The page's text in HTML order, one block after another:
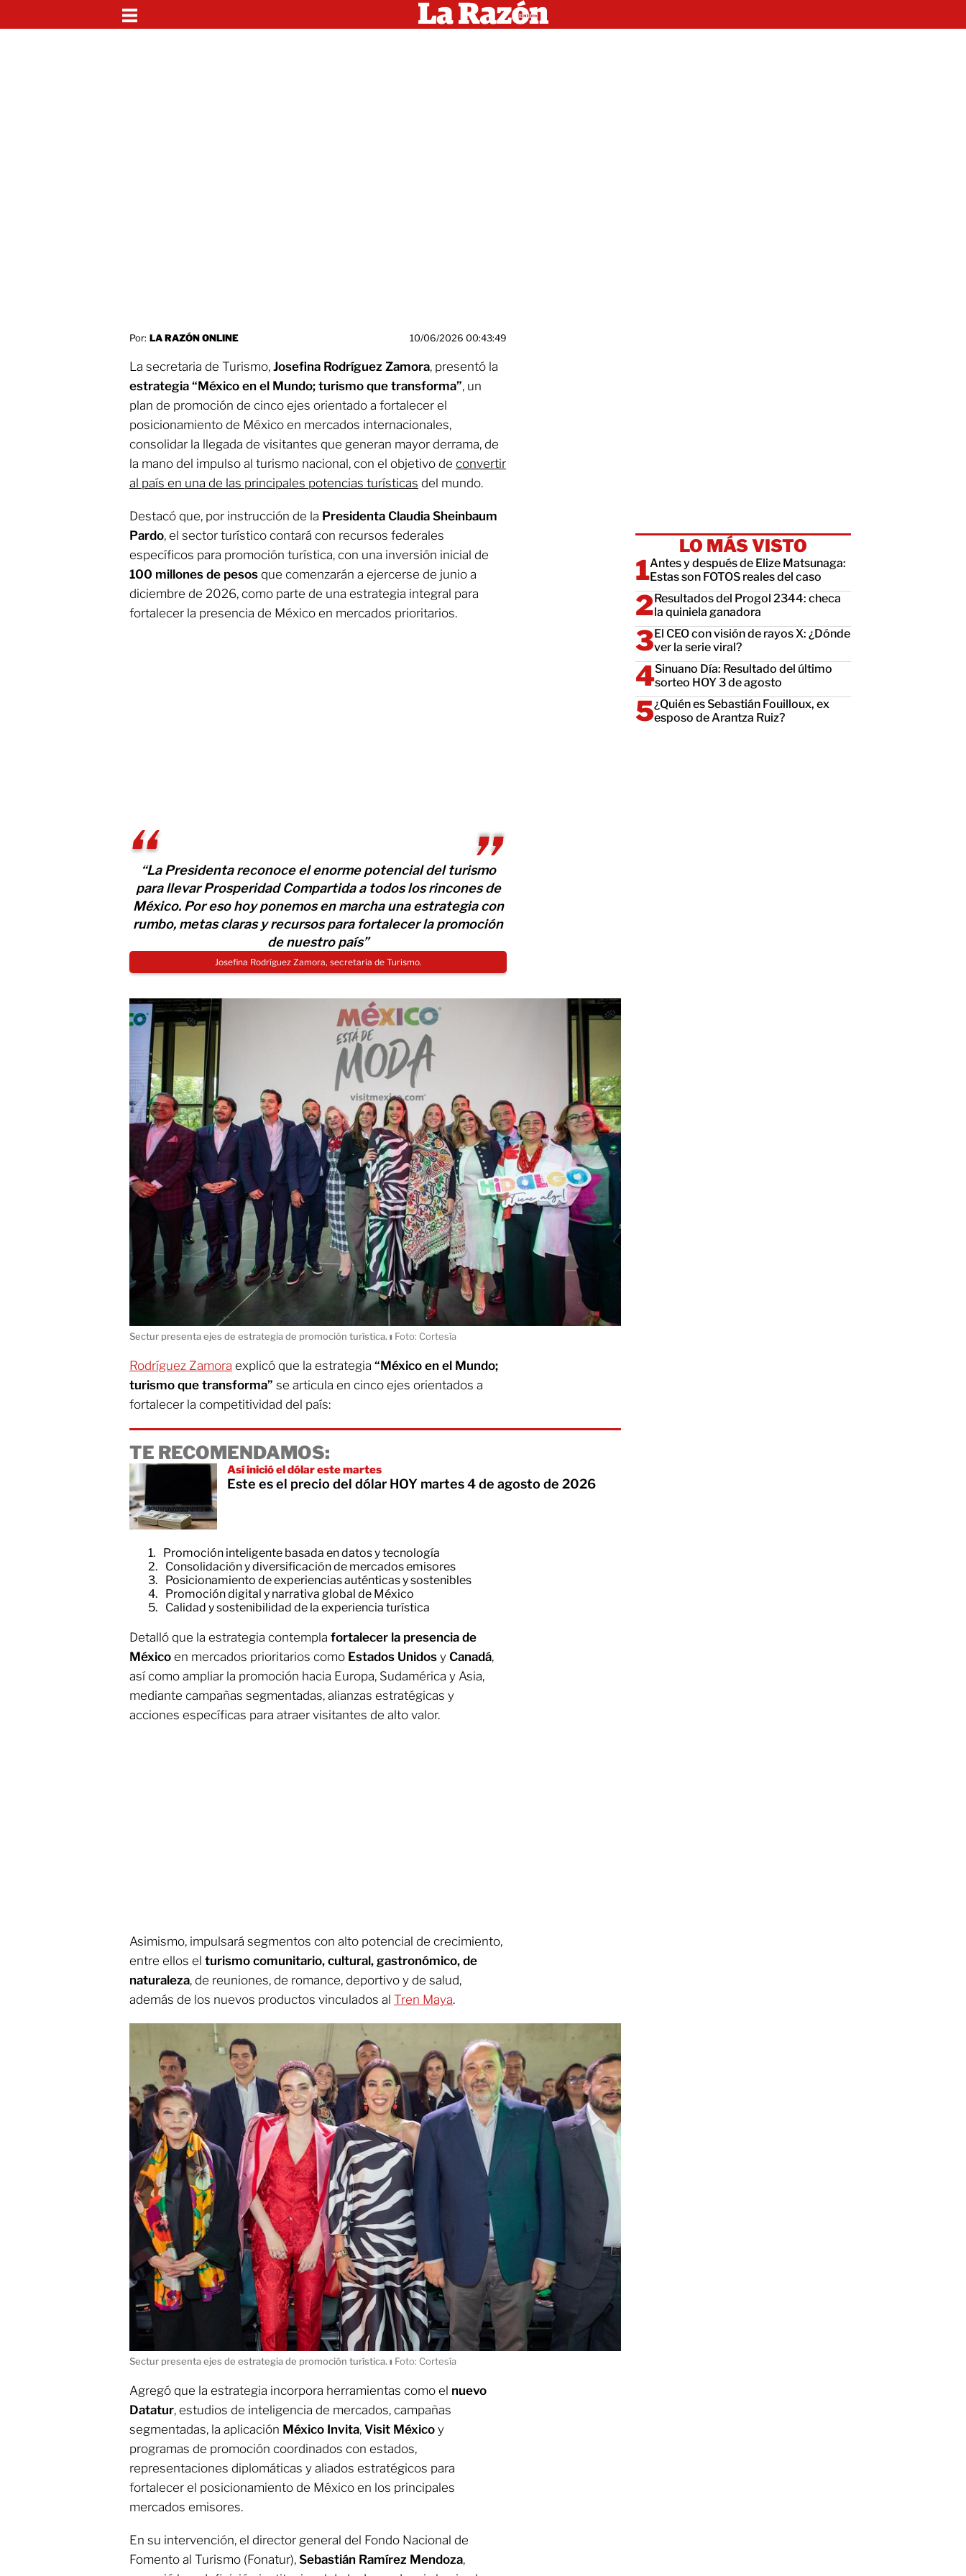
Por: LA RAZÓN ONLINE 10/06/2026 00:43:49
La secretaria de Turismo, Josefina Rodríguez Zamora, presentó la
estrategia “México en el Mundo; turismo que transforma”, un
plan de promoción de cinco ejes orientado a fortalecer el
posicionamiento de México en mercados internacionales,
consolidar la llegada de visitantes que generan mayor derrama, de
la mano del impulso al turismo nacional, con el objetivo de convertir
al país en una de las principales potencias turísticas del mundo.
Destacó que, por instrucción de la Presidenta Claudia Sheinbaum
Pardo, el sector turístico contará con recursos federales
específicos para promoción turística, con una inversión inicial de
100 millones de pesos que comenzarán a ejercerse de junio a
diciembre de 2026, como parte de una estrategia integral para
fortalecer la presencia de México en mercados prioritarios.
“La Presidenta reconoce el enorme potencial del turismo
para llevar Prosperidad Compartida a todos los rincones de
México. Por eso hoy ponemos en marcha una estrategia con
rumbo, metas claras y recursos para fortalecer la promoción
de nuestro país”
Josefina Rodríguez Zamora, secretaria de Turismo.
Sectur presenta ejes de estrategia de promoción turística. ı Foto: Cortesía
Rodríguez Zamora explicó que la estrategia “México en el Mundo;
turismo que transforma” se articula en cinco ejes orientados a
fortalecer la competitividad del país:
TE RECOMENDAMOS:
Así inició el dólar este martes
Este es el precio del dólar HOY martes 4 de agosto de 2026
Promoción inteligente basada en datos y tecnología
Consolidación y diversificación de mercados emisores
Posicionamiento de experiencias auténticas y sostenibles
Promoción digital y narrativa global de México
Calidad y sostenibilidad de la experiencia turística
Detalló que la estrategia contempla fortalecer la presencia de
México en mercados prioritarios como Estados Unidos y Canadá,
así como ampliar la promoción hacia Europa, Sudamérica y Asia,
mediante campañas segmentadas, alianzas estratégicas y
acciones específicas para atraer visitantes de alto valor.
Asimismo, impulsará segmentos con alto potencial de crecimiento,
entre ellos el turismo comunitario, cultural, gastronómico, de
naturaleza, de reuniones, de romance, deportivo y de salud,
además de los nuevos productos vinculados al Tren Maya.
Sectur presenta ejes de estrategia de promoción turística. ı Foto: Cortesía
Agregó que la estrategia incorpora herramientas como el nuevo
Datatur, estudios de inteligencia de mercados, campañas
segmentadas, la aplicación México Invita, Visit México y
programas de promoción coordinados con estados,
representaciones diplomáticas y aliados estratégicos para
fortalecer el posicionamiento de México en los principales
mercados emisores.
En su intervención, el director general del Fondo Nacional de
Fomento al Turismo (Fonatur), Sebastián Ramírez Mendoza,
LO MÁS VISTO
Antes y después de Elize Matsunaga:
Estas son FOTOS reales del caso
Resultados del Progol 2344: checa
la quiniela ganadora
El CEO con visión de rayos X: ¿Dónde
ver la serie viral?
Sinuano Día: Resultado del último
sorteo HOY 3 de agosto
¿Quién es Sebastián Fouilloux, ex
esposo de Arantza Ruiz?